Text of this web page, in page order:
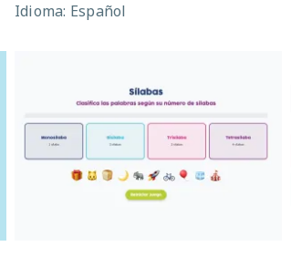
Idioma: Español
Clasifica según las sílabas